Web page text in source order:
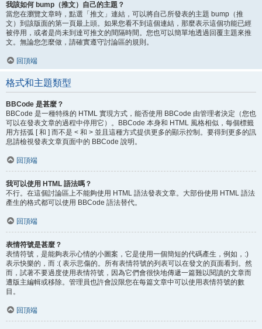
我該如何 bump（推文）自己的主題？
當您在瀏覽文章時，點選「推文」連結，可以將自己所發表的主題 bump（推
文）到該版面的第一頁最上頭。如果您看不到這個連結，那麼表示這個功能已經
被停用，或者是尚未到達可推文的間隔時間。您也可以簡單地透過回覆主題來推
文。無論您怎麼做，請確實遵守討論區的規則。
回頂端
格式和主題類型
BBCode 是甚麼？
BBCode 是一種特殊的 HTML 實現方式，能否使用 BBCode 由管理者決定（您也
可以在發表文章的過程中停用它）。BBCode 本身和 HTML 風格相似，每個標籤
用方括弧 [ 和 ] 而不是 < 和 > 並且這種方式提供更多的顯示控制。要得到更多的訊
息請檢視發表文章頁面中的 BBCode 說明。
回頂端
我可以使用 HTML 語法嗎？
不行。在這個討論區上不能夠使用 HTML 語法發表文章。大部份使用 HTML 語法
產生的格式都可以使用 BBCode 語法替代。
回頂端
表情符號是甚麼？
表情符號，是能夠表示心情的小圖案，它是使用一個簡短的代碼產生，例如，:)
表示快樂的，而 :( 表示悲傷的。所有表情符號的列表可以在發文的頁面看到。然
而，試著不要過度使用表情符號，因為它們會很快地傳遞一篇難以閱讀的文章而
遭版主編輯或移除。管理員也許會設限您在每篇文章中可以使用表情符號的數
目。
回頂端